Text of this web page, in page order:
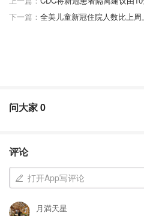
首先当然就是准备爪子啦😂
水滚烫后，再煮5-8分钟即🉑️出锅
下一篇：
问大家0
评论
打开App写评论
月満天星